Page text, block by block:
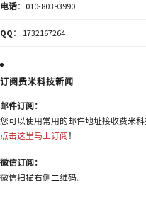
电话：010-80393990
QQ ： 1732167264
订阅费米科技新闻
邮件订阅：
您可以使用常用的邮件地址接收费米
点击这里马上订阅 ！
微信订阅：
微信扫描右侧二维码。